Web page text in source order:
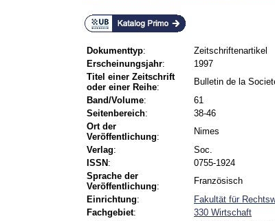
Dokumenttyp:
Zeitschriftenartikel
Erscheinungsjahr:
1997
Titel einer Zeitschrift
oder einer Reihe:
Bulletin de la
Band/Volume:
61
Seitenbereich:
38-46
Ort der
Veröffentlichung:
Nimes
Verlag:
Soc.
ISSN :
0755-1924
Sprache der
Veröffentlichung:
Französisch
Einrichtung:
Fakultät für
Fachgebiet:
330 Wirtschaft